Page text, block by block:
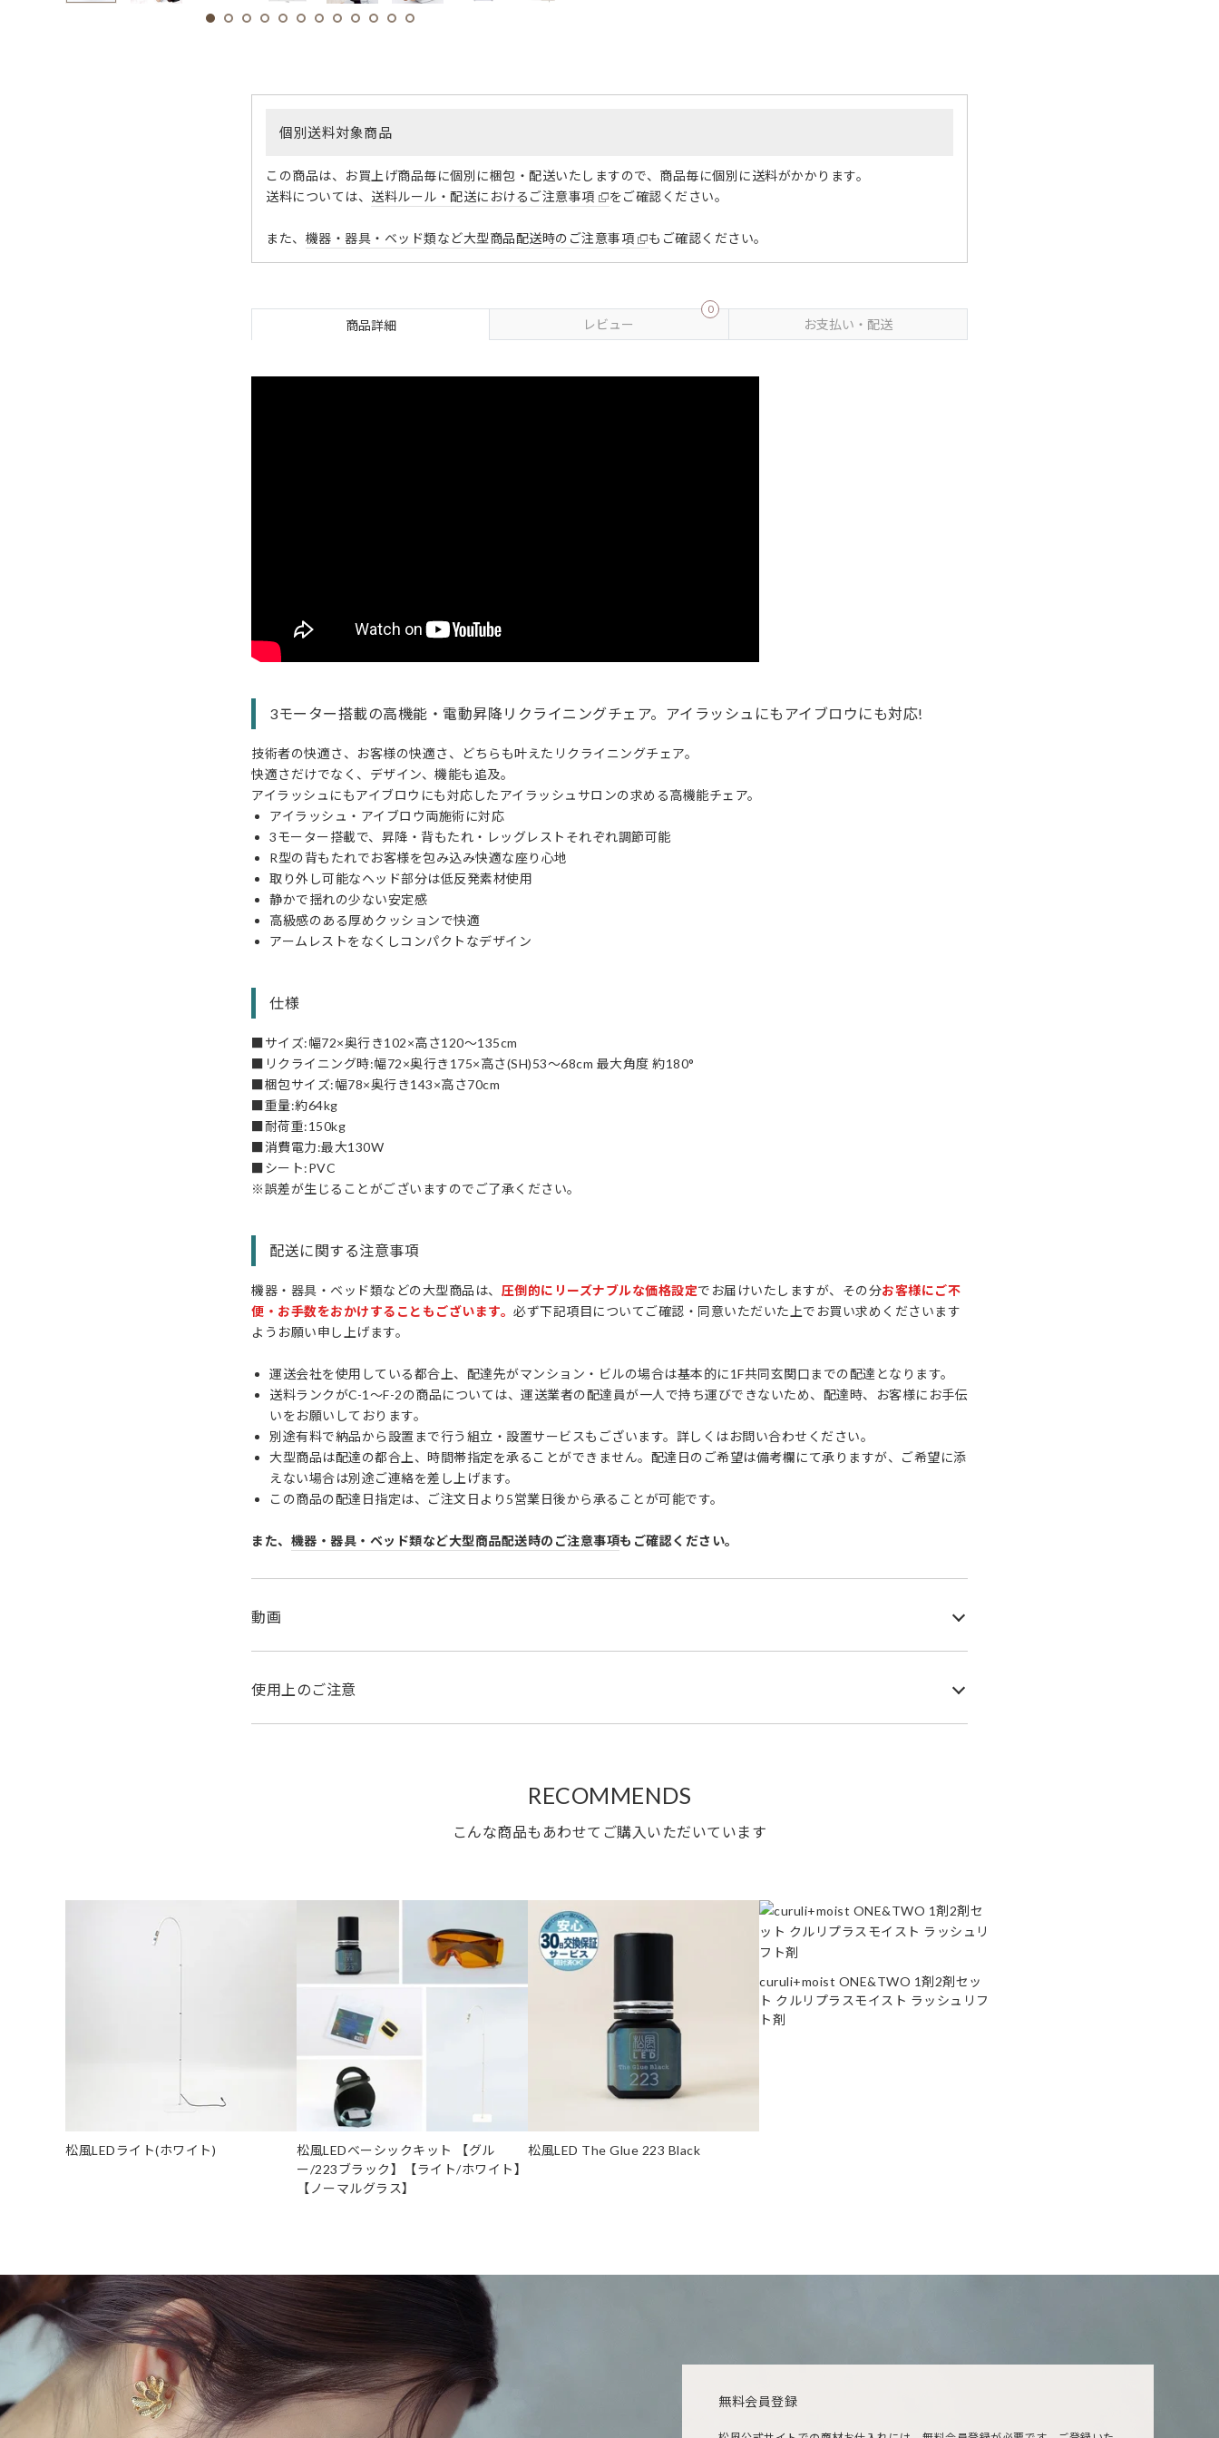
個別送料対象商品
この商品は、お買上げ商品毎に個別に梱包・配送いたしますので、商品毎に個別に送料がかかります。
送料については、 送料ルール・配送におけるご注意事項 をご確認ください。
また、 機器・器具・ベッド類など大型商品配送時のご注意事項 もご確認ください。
商品詳細 レビュー
0
お支払い・配送
3モーター搭載の高機能・電動昇降リクライニングチェア。アイラッシュにもアイブロウにも対応!
技術者の快適さ、お客様の快適さ、どちらも叶えたリクライニングチェア。
快適さだけでなく、デザイン、機能も追及。
アイラッシュにもアイブロウにも対応したアイラッシュサロンの求める高機能チェア。
アイラッシュ・アイブロウ両施術に対応
3モーター搭載で、昇降・背もたれ・レッグレストそれぞれ調節可能
R型の背もたれでお客様を包み込み快適な座り心地
取り外し可能なヘッド部分は低反発素材使用
静かで揺れの少ない安定感
高級感のある厚めクッションで快適
アームレストをなくしコンパクトなデザイン
仕様
■サイズ:幅72×奥行き102×高さ120〜135cm
■リクライニング時:幅72×奥行き175×高さ(SH)53〜68cm 最大角度 約180°
■梱包サイズ:幅78×奥行き143×高さ70cm
■重量:約64kg
■耐荷重:150kg
■消費電力:最大130W
■シート:PVC
※誤差が生じることがございますのでご了承ください。
配送に関する注意事項
機器・器具・ベッド類などの大型商品は、 圧倒的にリーズナブルな価格設定でお届けいたしますが、その分お客様にご不
便・お手数をおかけすることもございます。 必ず下記項目についてご確認・同意いただいた上でお買い求めくださいます
ようお願い申し上げます。
運送会社を使用している都合上、配達先がマンション・ビルの場合は基本的に1F共同玄関口までの配達となります。
送料ランクがC-1〜F-2の商品については、運送業者の配達員が一人で持ち運びできないため、配達時、お客様にお手伝
いをお願いしております。
別途有料で納品から設置まで行う組立・設置サービスもございます。詳しくはお問い合わせください。
大型商品は配達の都合上、時間帯指定を承ることができません。配達日のご希望は備考欄にて承りますが、ご希望に添
えない場合は別途ご連絡を差し上げます。
この商品の配達日指定は、ご注文日より5営業日後から承ることが可能です。
また、 機器・器具・ベッド類など大型商品配送時のご注意事項もご確認ください。
動画
使用上のご注意
RECOMMENDS
こんな商品もあわせてご購入いただいています
松風LEDライト(ホワイト)
松風LEDベーシックキット 【グル
ー/223ブラック】【ライト/ホワイト】
【ノーマルグラス】
松風LED The Glue 223 Black
curuli+moist ONE&TWO 1剤2剤セッ
ト クルリプラスモイスト ラッシュリフ
ト剤
無料会員登録